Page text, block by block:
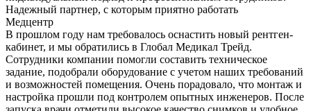
Надежный партнер, с которым приятно работать
Медцентр
В прошлом году нам требовалось оснастить новый рентген-
кабинет, и мы обратились в Глобал Медикал Трейд.
Сотрудники компании помогли составить техническое
задание, подобрали оборудование с учетом наших требований
и возможностей помещения. Очень порадовало, что монтаж и
настройка прошли под контролем опытных инженеров. После